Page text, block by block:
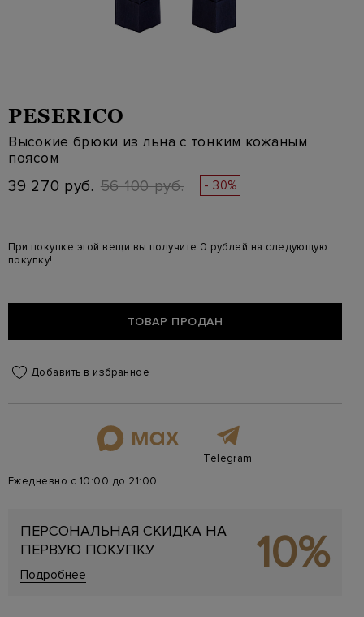
PESERICO
Высокие брюки из льна с тонким кожаным
поясом
39 270 руб. 56 100 руб. - 30%
При покупке этой вещи вы получите 0 рублей на следующую
покупку!
ТОВАР ПРОДАН
Добавить в избранное
Telegram
Ежедневно с 10:00 до 21:00
ПЕРСОНАЛЬНАЯ СКИДКА НА
ПЕРВУЮ ПОКУПКУ
Подробнее 10%